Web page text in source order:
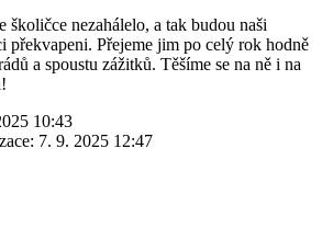
školičce nezahálelo, a tak budou naši
překvapeni. Přejeme jim po celý rok hodně
a spoustu zážitků. Těšíme se na ně i na
10:43
7. 9. 2025 12:47